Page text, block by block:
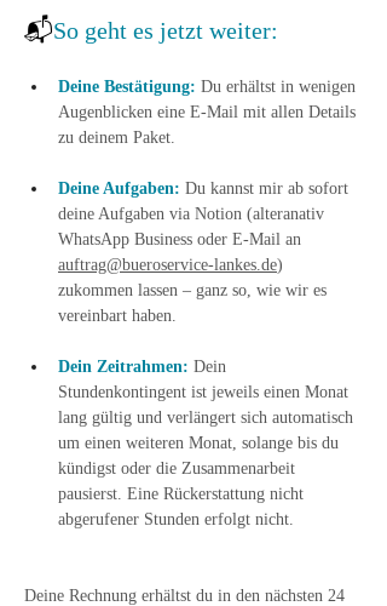
📬So geht es jetzt weiter:
Deine Bestätigung: Du erhältst in wenigen
Augenblicken eine E-Mail mit allen Details
zu deinem Paket.
Deine Aufgaben: Du kannst mir ab sofort
deine Aufgaben via Notion (alteranativ
WhatsApp Business oder E-Mail an
auftrag@bueroservice-lankes.de)
zukommen lassen – ganz so, wie wir es
vereinbart haben.
Dein Zeitrahmen: Dein
Stundenkontingent ist jeweils einen Monat
lang gültig und verlängert sich automatisch
um einen weiteren Monat, solange bis du
kündigst oder die Zusammenarbeit
pausierst. Eine Rückerstattung nicht
abgerufener Stunden erfolgt nicht.
Deine Rechnung erhältst du in den nächsten 24